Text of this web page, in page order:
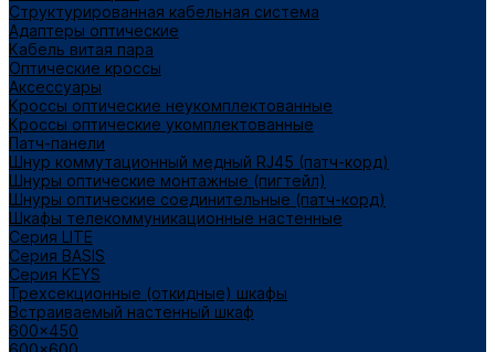
Структурированная кабельная система
Адаптеры оптические
Кабель витая пара
Оптические кроссы
Аксессуары
Кроссы оптические неукомплектованные
Кроссы оптические укомплектованные
Патч-панели
Шнур коммутационный медный RJ45 (патч-корд)
Шнуры оптические монтажные (пигтейл)
Шнуры оптические соединительные (патч-корд)
Шкафы телекоммуникационные настенные
Cерия LITE
Cерия BASIS
Cерия KEYS
Трехсекционные (откидные) шкафы
Встраиваемый настенный шкаф
600x450